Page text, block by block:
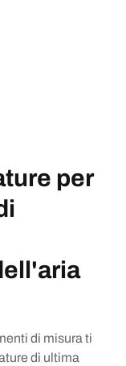
per
di misura ti
di ultima